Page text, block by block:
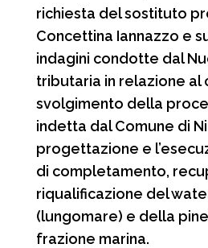
richiesta del sostituto
Concettina Iannazzo e
indagini condotte dal
tributaria in relazione al
svolgimento della
indetta dal Comune di
progettazione e
di completamento,
riqualificazione del
(lungomare) e della
frazione marina.